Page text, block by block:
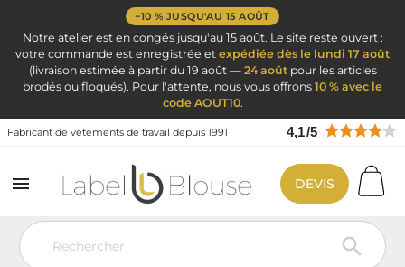
−10 % JUSQU'AU 15 AOÛT
Notre atelier est en congés jusqu'au 15 août. Le site reste ouvert :
votre commande est enregistrée et expédiée dès le lundi 17 août
(livraison estimée à partir du 19 août — 24 aoûtpour les articles
brodés ou floqués). Pour l'attente, nous vous offrons 10 % avec le
code AOUT10.
Fabricant de vêtements de travail depuis 1991 4,1/5


DEVIS
Vêtement de travail Blouse de travail par métier
Tablier chasuble
pressions